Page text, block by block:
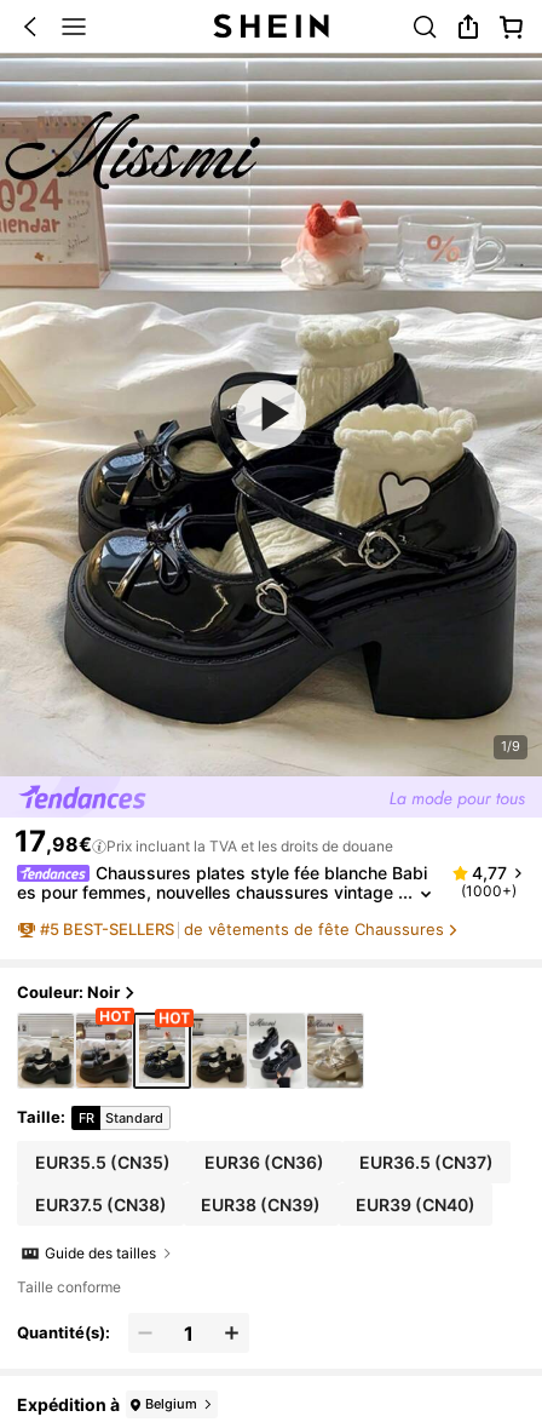
1/9
17,98€ Prix incluant la TVA et les droits de douane
Chaussures plates style fée blanche Babi
es pour femmes, nouvelles chaussures vintage
e la taille petite, mocassins pour femmes
4,77
(1000+)
#5 BEST-SELLERS de vêtements de fête Chaussures
Couleur: Noir
Taille: FR Standard
EUR35.5 (CN35) EUR36 (CN36) EUR36.5 (CN37)
EUR37.5 (CN38) EUR38 (CN39) EUR39(CN40)
Guide des tailles
Taille conforme
Quantité(s):
Expédition à Belgium